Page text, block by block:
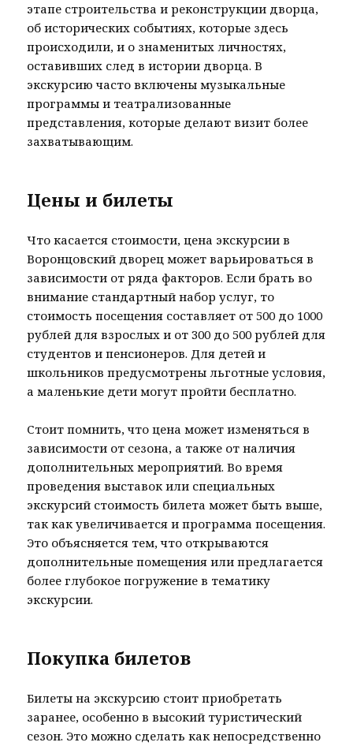
этапе строительства и реконструкции дворца,
об исторических событиях, которые здесь
происходили, и о знаменитых личностях,
оставивших след в истории дворца. В
экскурсию часто включены музыкальные
программы и театрализованные
представления, которые делают визит более
захватывающим.
Цены и билеты
Что касается стоимости, цена экскурсии в
Воронцовский дворец может варьироваться в
зависимости от ряда факторов. Если брать во
внимание стандартный набор услуг, то
стоимость посещения составляет от 500 до 1000
рублей для взрослых и от 300 до 500 рублей для
студентов и пенсионеров. Для детей и
школьников предусмотрены льготные условия,
а маленькие дети могут пройти бесплатно.
Стоит помнить, что цена может изменяться в
зависимости от сезона, а также от наличия
дополнительных мероприятий. Во время
проведения выставок или специальных
экскурсий стоимость билета может быть выше,
так как увеличивается и программа посещения.
Это объясняется тем, что открываются
дополнительные помещения или предлагается
более глубокое погружение в тематику
экскурсии.
Покупка билетов
Билеты на экскурсию стоит приобретать
заранее, особенно в высокий туристический
сезон. Это можно сделать как непосредственно